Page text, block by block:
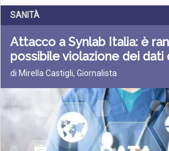
SANITÀ
Attacco a Synlab Italia: è
possibile violazione dei dati
di Mirella Castigli, Giornalista